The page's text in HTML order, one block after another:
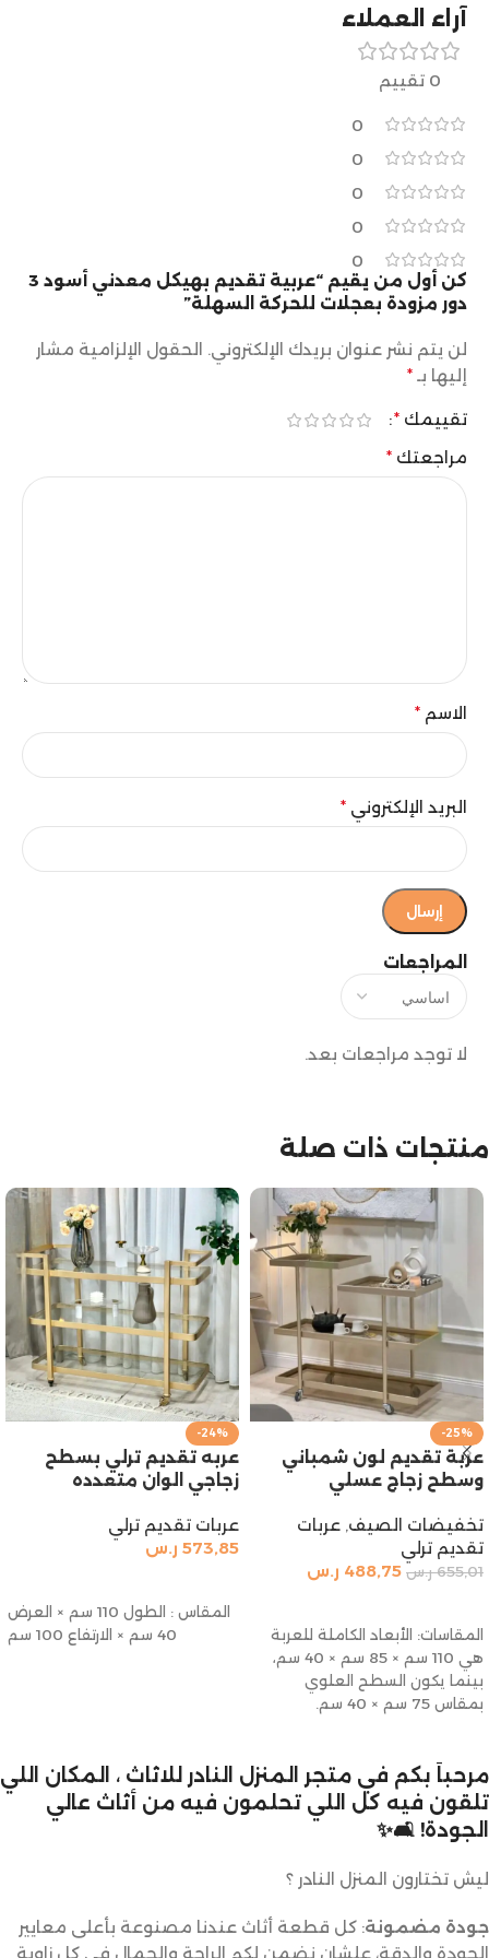
آراء العملاء
0 تقييم
0
0
0
0
0
المراجعات
لا توجد مراجعات بعد.
كن أول من يقيم “عربية تقديم بهيكل معدني أسود 3
دور مزودة بعجلات للحركة السهلة”
لن يتم نشر عنوان بريدك الإلكتروني. الحقول الإلزامية مشار
إليها بـ *
تقييمك *
مراجعتك *
الاسم *
البريد الإلكتروني *
منتجات ذات صلة
-25%
عربة تقديم لون شمباني
وسطح زجاج عسلي
تخفيضات الصيف, عربات
تقديم ترلي
655,01 ر.س 488,75 ر.س
المقاسات: الأبعاد الكاملة للعربة
هي 110 سم × 85 سم × 40 سم،
بينما يكون السطح العلوي
بمقاس 75 سم × 40 سم.
-24%
عربه تقديم ترلي بسطح
زجاجي الوان متعدده
عربات تقديم ترلي
573,85 ر.س
المقاس : الطول 110 سم × العرض
40 سم × الارتفاع 100 سم
مرحباً بكم في متجر المنزل النادر للاثاث ، المكان اللي
تلقون فيه كل اللي تحلمون فيه من أثاث عالي
الجودة! 🛋️✨
ليش تختارون المنزل النادر ؟
جودة مضمونة: كل قطعة أثاث عندنا مصنوعة بأعلى معايير
الجودة والدقة، علشان نضمن لكم الراحة والجمال في كل زاوية